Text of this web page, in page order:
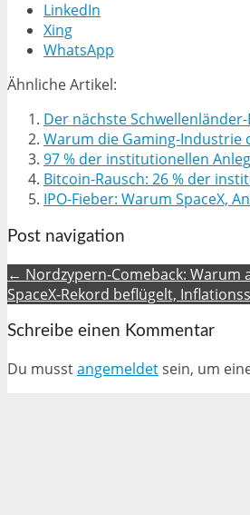
LinkedIn
Xing
WhatsApp
Ähnliche Artikel:
Der nächste
Warum die Gaming-Industrie
97 % der institutionellen
Bitcoin-Rausch: 26 % der
IPO-Fieber: Warum SpaceX,
Post navigation
← Nordzypern-Comeback: Warum
SpaceX-Rekord beflügelt,
Schreibe einen Kommentar
Du musstangemeldetsein, um